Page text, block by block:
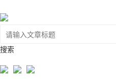
搜索